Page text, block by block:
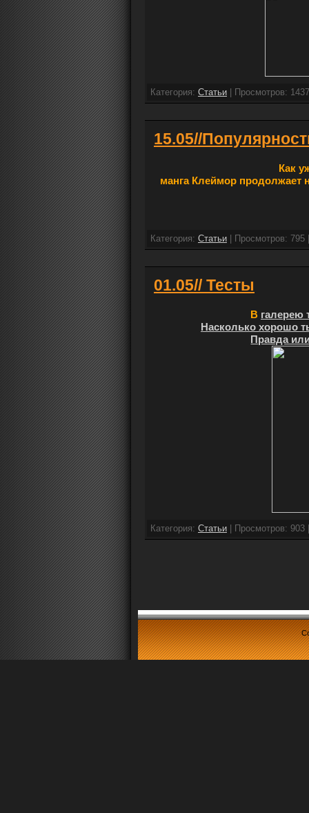
Категория: Cтатьи | Просмотров:
15.05//
Как
манга Клеймор продолжает
Категория: Cтатьи | Просмотров:
01.05// Тесты
В галерею
Насколько хорошо
Правда
Категория: Cтатьи | Просмотров: